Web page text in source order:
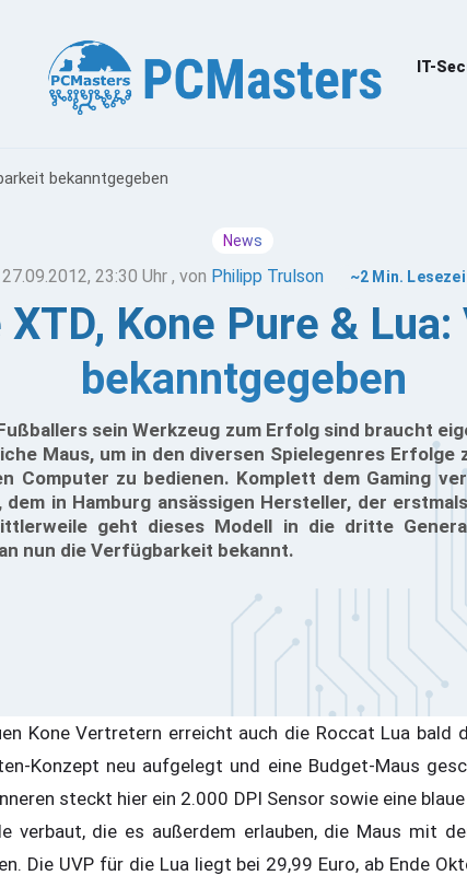
IT-
bekanntgegeben
News
27.09.2012, 23:30 Uhr , von Philipp Trulson ~2 Min.
XTD, Kone Pure &
bekanntgegeben
sein Werkzeug zum Erfolg sind braucht
Maus, um in den diversen Spielegenres Erfolge
Computer zu bedienen. Komplett dem Gaming
dem in Hamburg ansässigen Hersteller, der
geht dieses Modell in die dritte
nun die Verfügbarkeit bekannt.
Kone Vertretern erreicht auch die Roccat Lua bald
Konzept neu aufgelegt und eine Budget-Maus
steckt hier ein 2.000 DPI Sensor sowie eine
verbaut, die es außerdem erlauben, die Maus mit
Die UVP für die Lua liegt bei 29,99 Euro, ab Ende